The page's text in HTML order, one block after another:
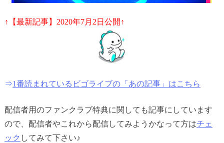
↑【最新記事】2020年7月2日公開↑
⇒1番読まれているビゴライブの「あの記事」はこちら
配信者用のファンクラブ特典に関しても記事にしています
ので、配信者やこれから配信してみようかなって方はチェ
ック してみて下さい♪